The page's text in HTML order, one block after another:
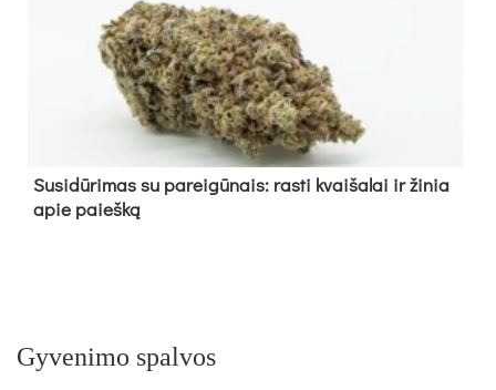
Su­si­dū­ri­mas su pa­rei­gū­nais: ras­ti kvai­ša­lai ir ži­nia
apie paieš­ką
Gyvenimo spalvos